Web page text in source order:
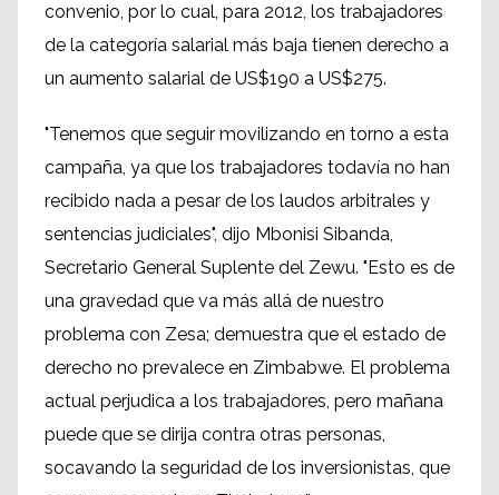
convenio, por lo cual, para 2012, los trabajadores
de la categoría salarial más baja tienen derecho a
un aumento salarial de US$190 a US$275.
"Tenemos que seguir movilizando en torno a esta
campaña, ya que los trabajadores todavía no han
recibido nada a pesar de los laudos arbitrales y
sentencias judiciales", dijo Mbonisi Sibanda,
Secretario General Suplente del Zewu. "Esto es de
una gravedad que va más allá de nuestro
problema con Zesa; demuestra que el estado de
derecho no prevalece en Zimbabwe. El problema
actual perjudica a los trabajadores, pero mañana
puede que se dirija contra otras personas,
socavando la seguridad de los inversionistas, que